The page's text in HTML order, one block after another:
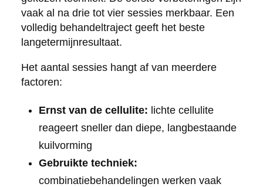
vaak al na drie tot vier sessies merkbaar. Een
volledig behandeltraject geeft het beste
langetermijnresultaat.
Het aantal sessies hangt af van meerdere
factoren:
Ernst van de cellulite: lichte cellulite
reageert sneller dan diepe, langbestaande
kuilvorming
Gebruikte techniek:
combinatiebehandelingen werken vaak